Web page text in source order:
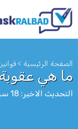
الصفحة الرئيسية >
ما هي عقوبة
التحديث الاخير: 18 سبتمبر 2025